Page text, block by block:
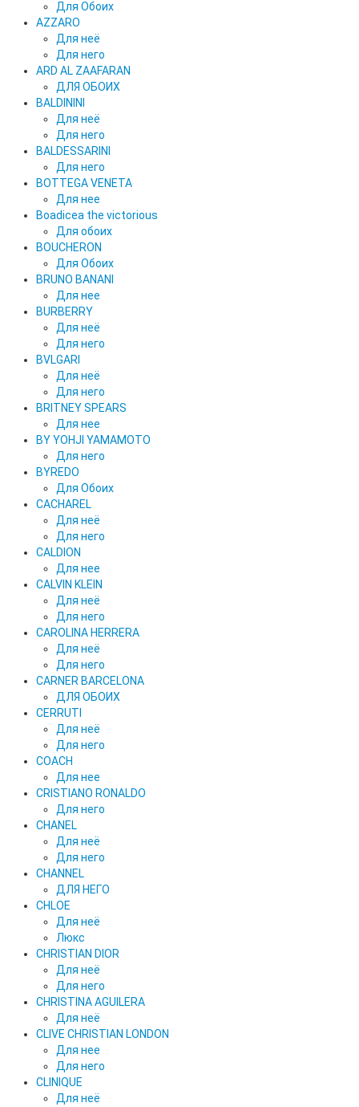
Для Обоих
AZZARO
Для неё
Для него
ARD AL ZAAFARAN
ДЛЯ ОБОИХ
BALDININI
Для неё
Для него
BALDESSARINI
Для него
BOTTEGA VENETA
Для нее
Boadicea the victorious
Для обоих
BOUCHERON
Для Обоих
BRUNO BANANI
Для нее
BURBERRY
Для неё
Для него
BVLGARI
Для неё
Для него
BRITNEY SPEARS
Для нее
BY YOHJI YAMAMOTO
Для него
BYREDO
Для Обоих
CACHAREL
Для неё
Для него
CALDION
Для нее
CALVIN KLEIN
Для неё
Для него
CAROLINA HERRERA
Для неё
Для него
CARNER BARCELONA
ДЛЯ ОБОИХ
CERRUTI
Для неё
Для него
COACH
Для нее
CRISTIANO RONALDO
Для него
CHANEL
Для неё
Для него
CHANNEL
ДЛЯ НЕГО
CHLOE
Для неё
Люкс
CHRISTIAN DIOR
Для неё
Для него
CHRISTINA AGUILERA
Для неё
CLIVE CHRISTIAN LONDON
Для нее
Для него
CLINIQUE
Для неё